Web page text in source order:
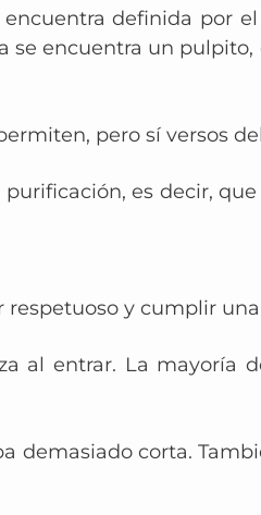
definida por el
se encuentra un pulpito,
pero sí versos
es decir,
y cumplir
al entrar. La mayoría
demasiado corta.